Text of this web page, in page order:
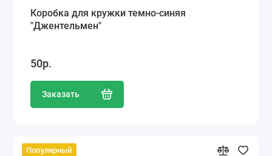
Коробка для кружки темно-синяя
"Джентельмен"
50р.
Заказать
Популярный